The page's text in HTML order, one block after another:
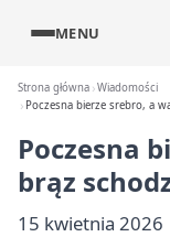
MENU
Strona główna Wiadomości
Poczesna bierze srebro, a
Poczesna
brąz
15 kwietnia 2026